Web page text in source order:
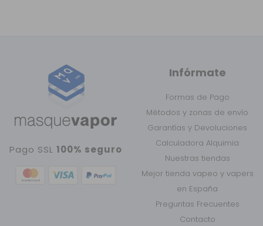
Pago SSL100% seguro
Infórmate
Formas de Pago
Métodos y zonas de envío
Garantías y Devoluciones
Calculadora Alquimia
Nuestras tiendas
Mejor tienda vapeo y vapers
en España
Preguntas Frecuentes
Contacto